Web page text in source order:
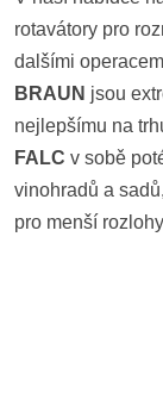
rotavátory pro
dalšími
BRAUN jsou
nejlepšímu na
FALC v sobě
vinohradů a
pro menší